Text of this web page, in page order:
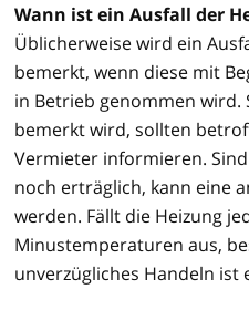
Wann ist ein Ausfall der
Üblicherweise wird ein
bemerkt, wenn diese mit
in Betrieb genommen wird.
bemerkt wird, sollten
Vermieter informieren.
noch erträglich, kann eine
werden. Fällt die Heizung
Minustemperaturen aus,
unverzügliches Handeln ist